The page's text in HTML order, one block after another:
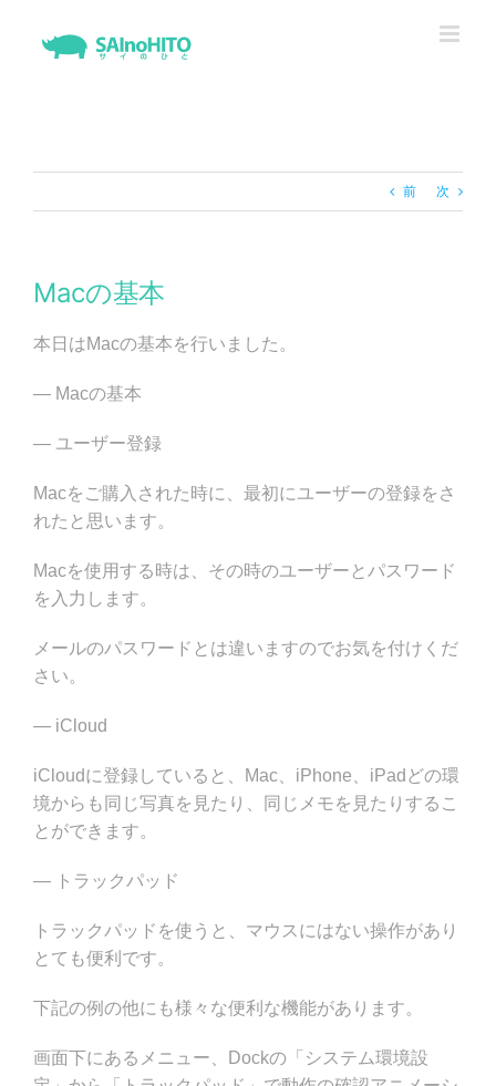
前 次
Macの基本
本日はMacの基本を行いました。
— Macの基本
— ユーザー登録
Macをご購入された時に、最初にユーザーの登録をさ
れたと思います。
Macを使用する時は、その時のユーザーとパスワード
を入力します。
メールのパスワードとは違いますのでお気を付けくだ
さい。
— iCloud
iCloudに登録していると、Mac、iPhone、iPadどの環
境からも同じ写真を見たり、同じメモを見たりするこ
とができます。
— トラックパッド
トラックパッドを使うと、マウスにはない操作があり
とても便利です。
下記の例の他にも様々な便利な機能があります。
画面下にあるメニュー、Dockの「システム環境設